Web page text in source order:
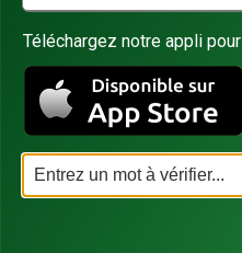
Téléchargez notre appli